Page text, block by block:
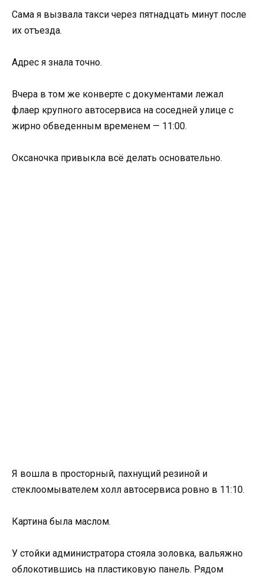
Сама я вызвала такси через пятнадцать минут после
их отъезда.
Адрес я знала точно.
Вчера в том же конверте с документами лежал
флаер крупного автосервиса на соседней улице с
жирно обведенным временем — 11:00.
Оксаночка привыкла всё делать основательно.
Я вошла в просторный, пахнущий резиной и
стеклоомывателем холл автосервиса ровно в 11:10.
Картина была маслом.
У стойки администратора стояла золовка, вальяжно
облокотившись на пластиковую панель. Рядом